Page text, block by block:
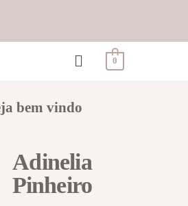
0
bem vindo
Adinelia
Pinheiro